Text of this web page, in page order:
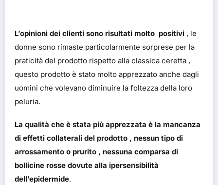
L’opinioni dei clienti sono risultati molto positivi , le
donne sono rimaste particolarmente sorprese per la
praticità del prodotto rispetto alla classica ceretta ,
questo prodotto è stato molto apprezzato anche dagli
uomini che volevano diminuire la foltezza della loro
peluria.
La qualità che è stata più apprezzata è la mancanza
di effetti collaterali del prodotto , nessun tipo di
arrossamento o prurito , nessuna comparsa di
bollicine rosse dovute alla ipersensibilità
dell’epidermide.